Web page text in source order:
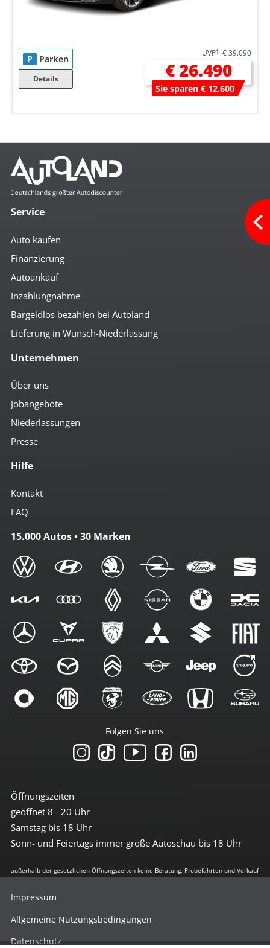
P Parken
Details
UVP1 € 39.090
€ 26.490
Sie sparen € 12.600
Service
Auto kaufen
Finanzierung
Autoankauf
Inzahlungnahme
Bargeldlos bezahlen bei Autoland
Lieferung in Wunsch-Niederlassung
Unternehmen
Über uns
Jobangebote
Niederlassungen
Presse
Hilfe
Kontakt
FAQ
15.000 Autos • 30 Marken
Öffnungszeiten
geöffnet 8 - 20 Uhr
Samstag bis 18 Uhr
Sonn- und Feiertags immer große Autoschau bis 18 Uhr
Folgen Sie uns
außerhalb der gesetzlichen Öffnungszeiten keine Beratung, Probefahrten und Verkauf
Impressum
Allgemeine Nutzungsbedingungen
Datenschutz